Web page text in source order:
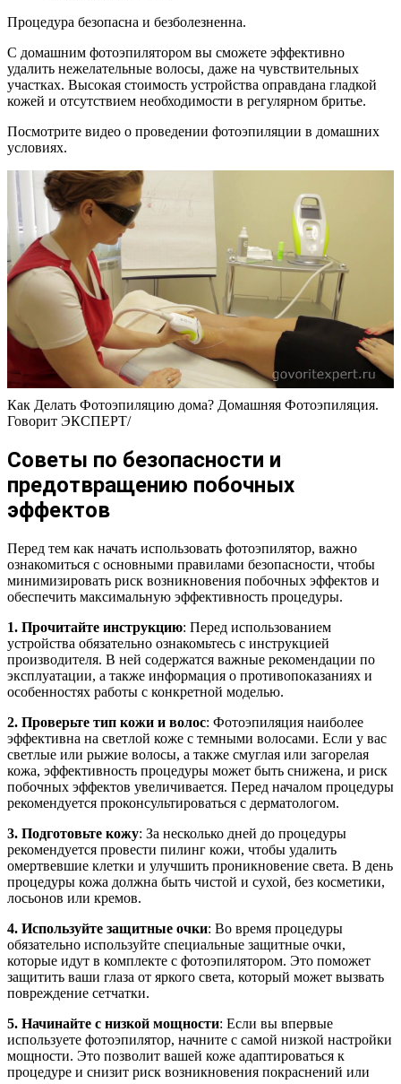
Процедура безопасна и безболезненна.
С домашним фотоэпилятором вы сможете эффективно
удалить нежелательные волосы, даже на чувствительных
участках. Высокая стоимость устройства оправдана гладкой
кожей и отсутствием необходимости в регулярном бритье.
Посмотрите видео о проведении фотоэпиляции в домашних
условиях.
Как Делать Фотоэпиляцию дома? Домашняя Фотоэпиляция.
Говорит ЭКСПЕРТ/
Советы по безопасности и
предотвращению побочных
эффектов
Перед тем как начать использовать фотоэпилятор, важно
ознакомиться с основными правилами безопасности, чтобы
минимизировать риск возникновения побочных эффектов и
обеспечить максимальную эффективность процедуры.
1. Прочитайте инструкцию: Перед использованием
устройства обязательно ознакомьтесь с инструкцией
производителя. В ней содержатся важные рекомендации по
эксплуатации, а также информация о противопоказаниях и
особенностях работы с конкретной моделью.
2. Проверьте тип кожи и волос: Фотоэпиляция наиболее
эффективна на светлой коже с темными волосами. Если у вас
светлые или рыжие волосы, а также смуглая или загорелая
кожа, эффективность процедуры может быть снижена, и риск
побочных эффектов увеличивается. Перед началом процедуры
рекомендуется проконсультироваться с дерматологом.
3. Подготовьте кожу: За несколько дней до процедуры
рекомендуется провести пилинг кожи, чтобы удалить
омертвевшие клетки и улучшить проникновение света. В день
процедуры кожа должна быть чистой и сухой, без косметики,
лосьонов или кремов.
4. Используйте защитные очки: Во время процедуры
обязательно используйте специальные защитные очки,
которые идут в комплекте с фотоэпилятором. Это поможет
защитить ваши глаза от яркого света, который может вызвать
повреждение сетчатки.
5. Начинайте с низкой мощности: Если вы впервые
используете фотоэпилятор, начните с самой низкой настройки
мощности. Это позволит вашей коже адаптироваться к
процедуре и снизит риск возникновения покраснений или